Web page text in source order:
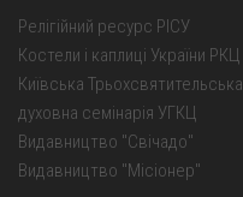
Релігійний ресурс РІСУ
Костели і каплиці України РКЦ
Київська Трьохсвятительська
духовна семінарія УГКЦ
Видавництво "Свічадо"
Видавництво "Місіонер"